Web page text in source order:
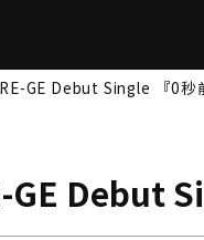
GE Debut Single 『0秒
Debut